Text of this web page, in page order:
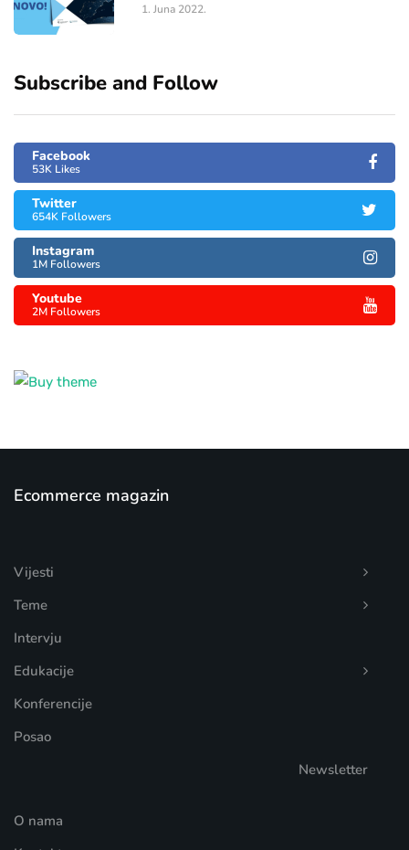
1. Juna 2022.
Subscribe and Follow
Facebook
53K Likes
Twitter
654K Followers
Instagram
1M Followers
Youtube
2M Followers
Ecommerce magazin
Vijesti
Teme
Intervju
Edukacije
Konferencije
Posao
Newsletter
O nama